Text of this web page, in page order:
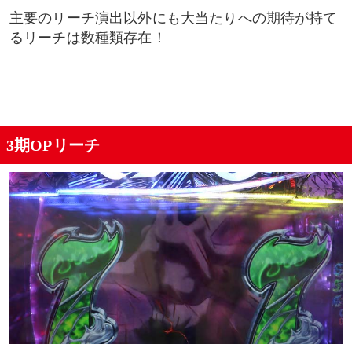
主要のリーチ演出以外にも大当たりへの期待が持て
るリーチは数種類存在！
3期OPリーチ